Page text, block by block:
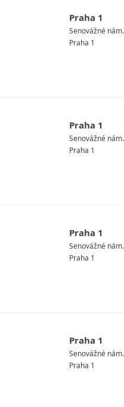
Praha 1
Senovážné
Praha 1
Praha 1
Senovážné
Praha 1
Praha 1
Senovážné
Praha 1
Praha 1
Senovážné
Praha 1